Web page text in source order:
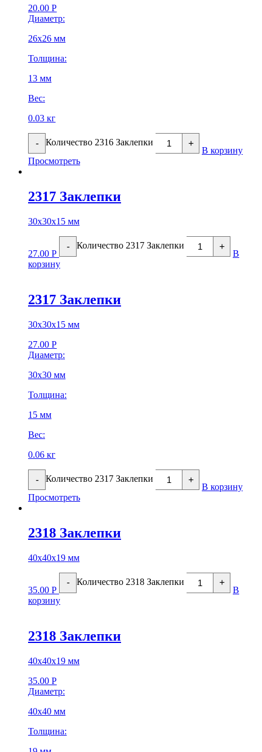
20.00 Р
Диаметр:
26х26 мм
Толщина:
13 мм
Вес:
0.03 кг
- Количество 2316 Заклепки +
В корзину
Просмотреть
2317 Заклепки
30х30х15 мм
27.00 Р
- Количество 2317 Заклепки +
В
корзину
2317 Заклепки
30х30х15 мм
27.00 Р
Диаметр:
30х30 мм
Толщина:
15 мм
Вес:
0.06 кг
- Количество 2317 Заклепки +
В корзину
Просмотреть
2318 Заклепки
40х40х19 мм
35.00 Р
- Количество 2318 Заклепки +
В
корзину
2318 Заклепки
40х40х19 мм
35.00 Р
Диаметр:
40х40 мм
Толщина: